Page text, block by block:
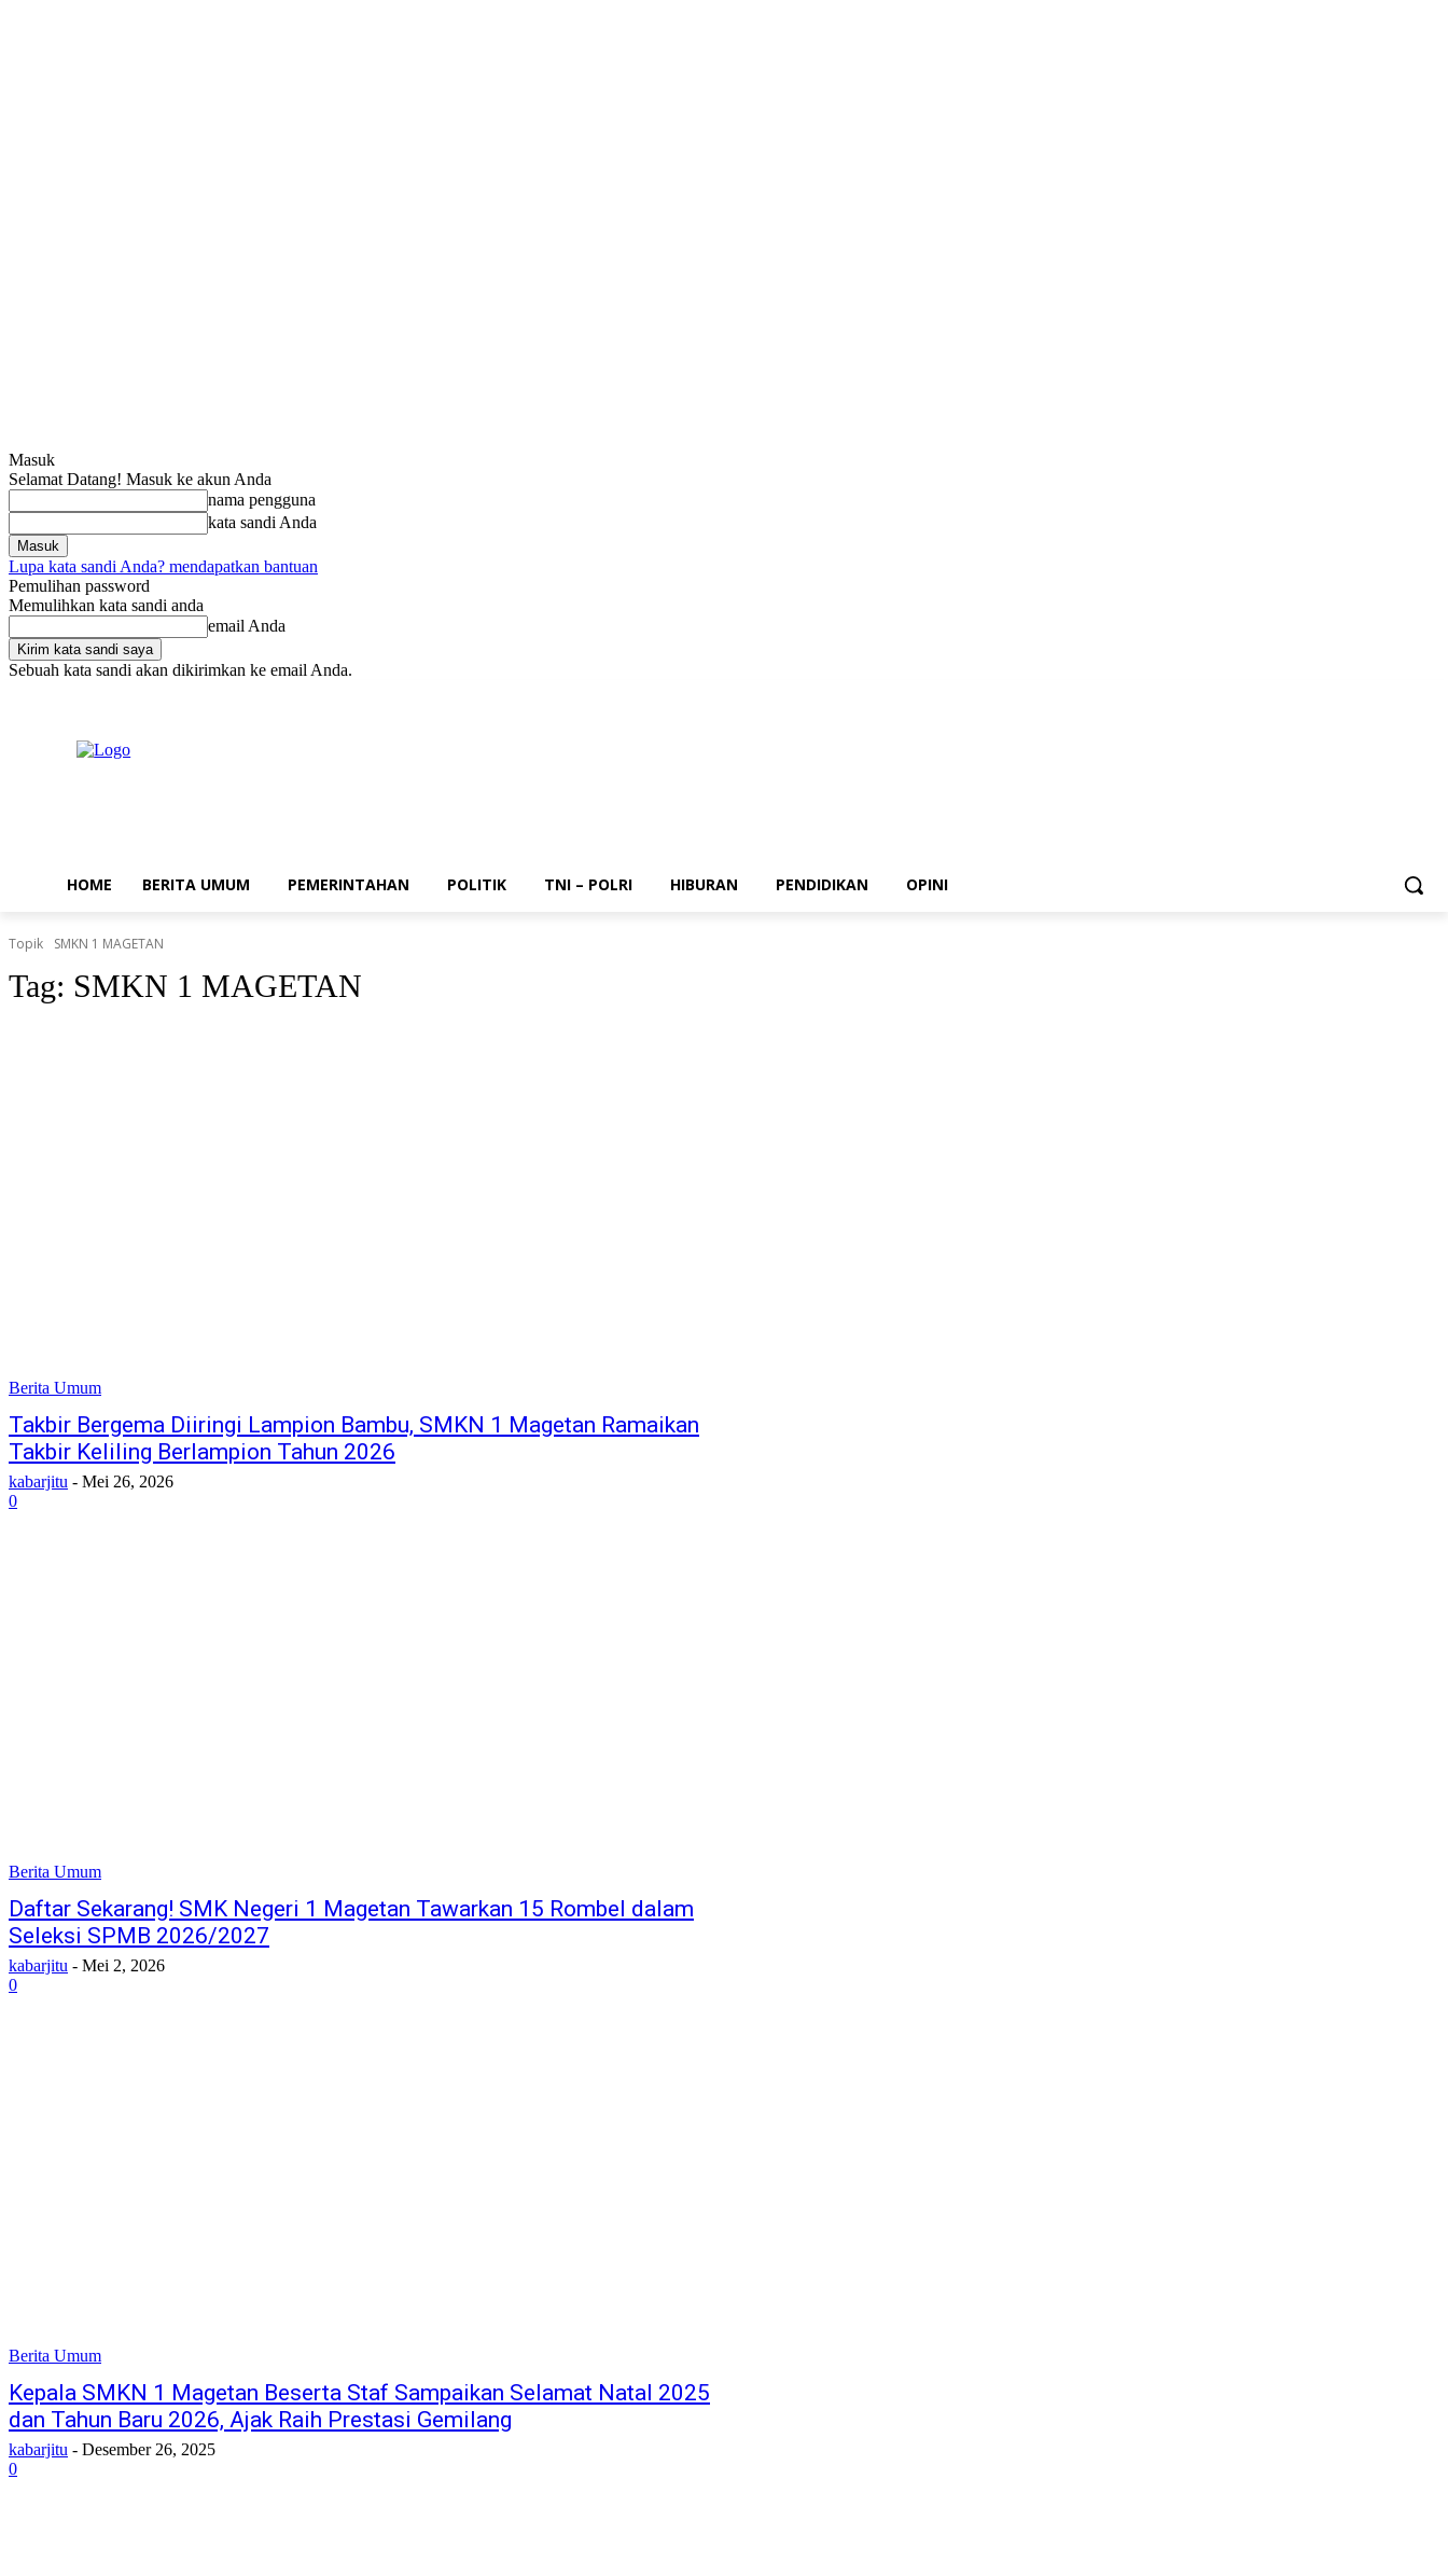
Masuk
Selamat Datang! Masuk ke akun Anda
nama pengguna
kata sandi Anda
Lupa kata sandi Anda? mendapatkan bantuan
Pemulihan password
Memulihkan kata sandi anda
email Anda
Sebuah kata sandi akan dikirimkan ke email Anda.
HOME BERITA UMUM PEMERINTAHAN POLITIK TNI – POLRI HIBURAN PENDIDIKAN OPINI
Topik SMKN 1 MAGETAN
Tag: SMKN 1 MAGETAN
Berita Umum
Takbir Bergema Diiringi Lampion Bambu, SMKN 1 Magetan Ramaikan
Takbir Keliling Berlampion Tahun 2026
kabarjitu - Mei 26, 2026
0
Berita Umum
Daftar Sekarang! SMK Negeri 1 Magetan Tawarkan 15 Rombel dalam
Seleksi SPMB 2026/2027
kabarjitu - Mei 2, 2026
0
Berita Umum
Kepala SMKN 1 Magetan Beserta Staf Sampaikan Selamat Natal 2025
dan Tahun Baru 2026, Ajak Raih Prestasi Gemilang
kabarjitu - Desember 26, 2025
0